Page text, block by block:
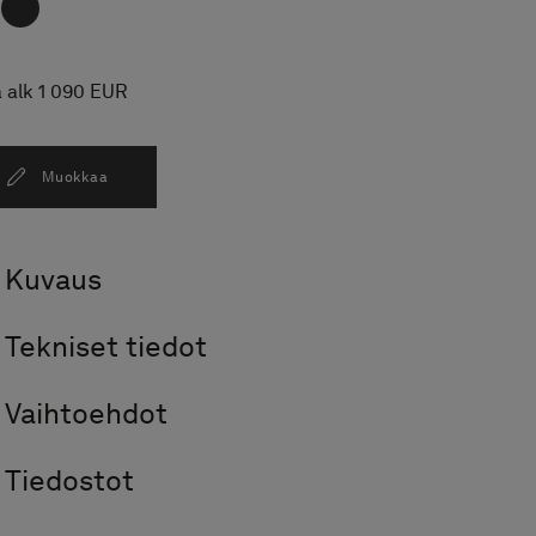
1 090 EUR
Muokkaa
Kuvaus
Tekniset tiedot
Vaihtoehdot
Tiedostot